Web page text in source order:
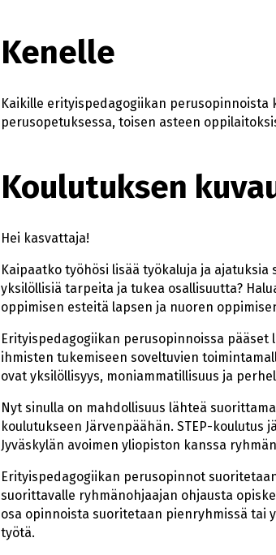
Kenelle
Kaikille erityispedagogiikan perusopinnoista
perusopetuksessa, toisen asteen
Koulutuksen
Hei kasvattaja!
Kaipaatko työhösi lisää työkaluja ja
yksilöllisiä tarpeita ja tukea osallisuutta?
oppimisen esteitä lapsen ja nuoren
Erityispedagogiikan perusopinnoissa
ihmisten tukemiseen soveltuvien
ovat yksilöllisyys, moniammatillisuus ja
Nyt sinulla on mahdollisuus lähteä
koulutukseen Järvenpäähän. STEP-
Jyväskylän avoimen yliopiston kanssa
Erityispedagogiikan perusopinnot
suorittavalle ryhmänohjaajan ohjausta
osa opinnoista suoritetaan pienryhmissä tai
työtä.